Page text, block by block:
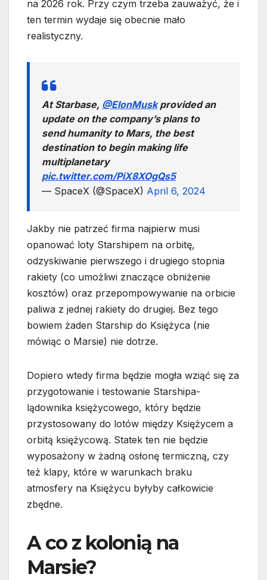
na 2026 rok. Przy czym trzeba zauważyć, że i
ten termin wydaje się obecnie mało
realistyczny.
At Starbase, @ElonMuskprovided an
update on the company’s plans to
send humanity to Mars, the best
destination to begin making life
multiplanetary
pic.twitter.com/PiX8XOgQs5
— SpaceX (@SpaceX) April 6, 2024
Jakby nie patrzeć firma najpierw musi
opanować loty Starshipem na orbitę,
odzyskiwanie pierwszego i drugiego stopnia
rakiety (co umożliwi znaczące obniżenie
kosztów) oraz przepompowywanie na orbicie
paliwa z jednej rakiety do drugiej. Bez tego
bowiem żaden Starship do Księżyca (nie
mówiąc o Marsie) nie dotrze.
Dopiero wtedy firma będzie mogła wziąć się za
przygotowanie i testowanie Starshipa-
lądownika księżycowego, który będzie
przystosowany do lotów między Księżycem a
orbitą księżycową. Statek ten nie będzie
wyposażony w żadną osłonę termiczną, czy
też klapy, które w warunkach braku
atmosfery na Księżycu byłyby całkowicie
zbędne.
A co z kolonią na
Marsie?